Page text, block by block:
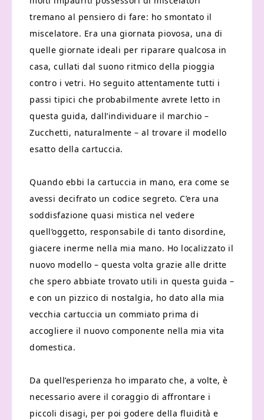
tremano al pensiero di fare: ho smontato il
miscelatore. Era una giornata piovosa, una di
quelle giornate ideali per riparare qualcosa in
casa, cullati dal suono ritmico della pioggia
contro i vetri. Ho seguito attentamente tutti i
passi tipici che probabilmente avrete letto in
questa guida, dall’individuare il marchio –
Zucchetti, naturalmente – al trovare il modello
esatto della cartuccia.
Quando ebbi la cartuccia in mano, era come se
avessi decifrato un codice segreto. C’era una
soddisfazione quasi mistica nel vedere
quell’oggetto, responsabile di tanto disordine,
giacere inerme nella mia mano. Ho localizzato il
nuovo modello – questa volta grazie alle dritte
che spero abbiate trovato utili in questa guida –
e con un pizzico di nostalgia, ho dato alla mia
vecchia cartuccia un commiato prima di
accogliere il nuovo componente nella mia vita
domestica.
Da quell’esperienza ho imparato che, a volte, è
necessario avere il coraggio di affrontare i
piccoli disagi, per poi godere della fluidità e